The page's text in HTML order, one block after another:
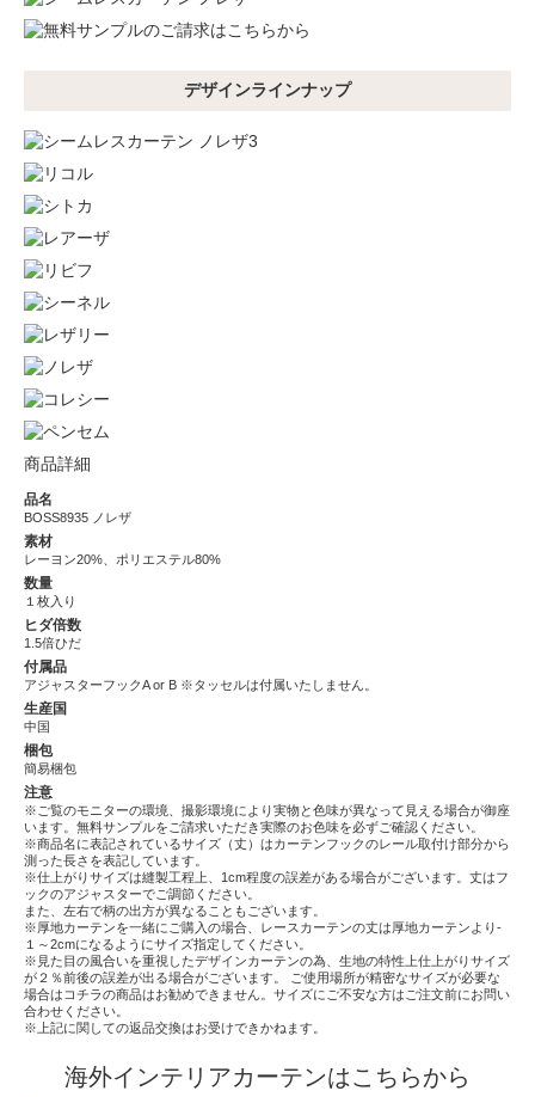
デザインラインナップ
商品詳細
品名
BOSS8935 ノレザ
素材
レーヨン20%、ポリエステル80%
数量
１枚入り
ヒダ倍数
1.5倍ひだ
付属品
アジャスターフックA or B ※タッセルは付属いたしません。
生産国
中国
梱包
簡易梱包
注意
※ご覧のモニターの環境、撮影環境により実物と色味が異なって見える場合が御座
います。無料サンプルをご請求いただき実際のお色味を必ずご確認ください。
※商品名に表記されているサイズ（丈）はカーテンフックのレール取付け部分から
測った長さを表記しています。
※仕上がりサイズは縫製工程上、1cm程度の誤差がある場合がございます。丈はフ
ックのアジャスターでご調節ください。
また、左右で柄の出方が異なることもございます。
※厚地カーテンを一緒にご購入の場合、レースカーテンの丈は厚地カーテンより-
１～2cmになるようにサイズ指定してください。
※見た目の風合いを重視したデザインカーテンの為、生地の特性上仕上がりサイズ
が２％前後の誤差が出る場合がございます。 ご使用場所が精密なサイズが必要な
場合はコチラの商品はお勧めできません。サイズにご不安な方はご注文前にお問い
合わせください。
※上記に関しての返品交換はお受けできかねます。
海外インテリアカーテンはこちらから